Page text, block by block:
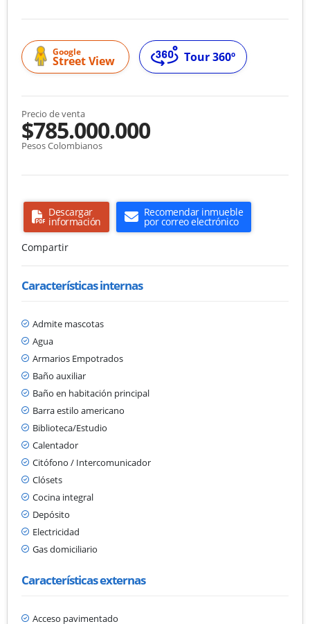
Google
Street View Tour 360º
Precio de venta
$785.000.000
Pesos Colombianos
Descargar
información
Recomendar inmueble
por correo electrónico
Compartir
Características internas
Admite mascotas
Agua
Armarios Empotrados
Baño auxiliar
Baño en habitación principal
Barra estilo americano
Biblioteca/Estudio
Calentador
Citófono / Intercomunicador
Clósets
Cocina integral
Depósito
Electricidad
Gas domiciliario
Características externas
Acceso pavimentado